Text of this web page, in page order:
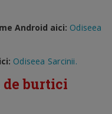
Android aici: Odiseea
Odiseea Sarcinii.
burtici